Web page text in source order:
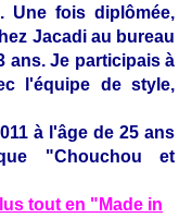
Une fois diplômée,
Jacadi au bureau
ans. Je participais à
l'équipe de style,
à l'âge de 25 ans
"Chouchou et
tout en "Made in